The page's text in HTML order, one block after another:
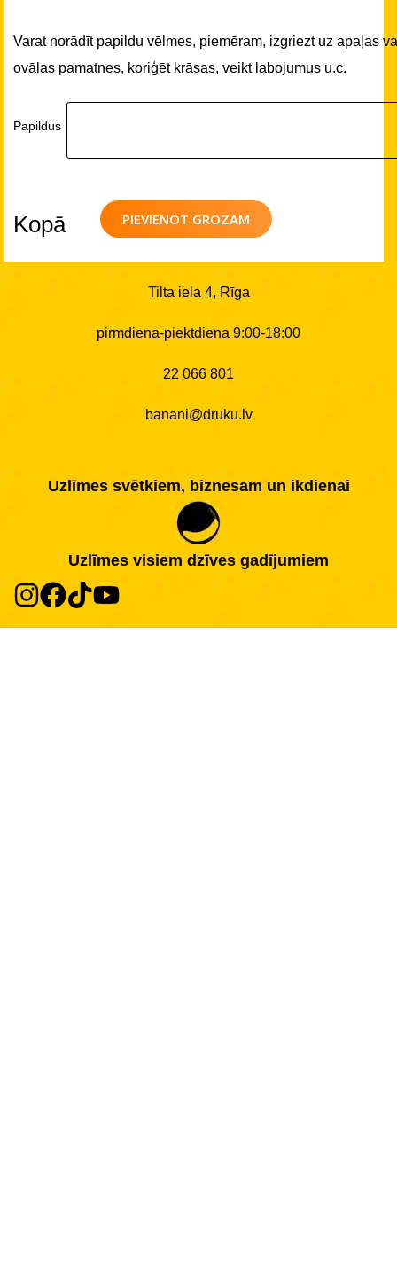
Varat norādīt papildu vēlmes, piemēram, izgriezt uz apaļas
ovālas pamatnes, koriģēt krāsas, veikt labojumus u.c.
Papildus
PIEVIENOT GROZAM
Kopā
Tilta iela 4, Rīga
pirmdiena-piektdiena 9:00-18:00
22 066 801
banani@druku.lv
Uzlīmes svētkiem, biznesam un ikdienai
Uzlīmes visiem dzīves gadījumiem